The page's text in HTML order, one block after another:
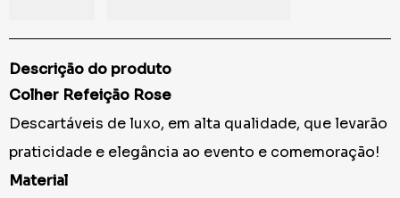
Descrição do produto
Colher Refeição Rose
Descartáveis de luxo, em alta qualidade, que levarão
praticidade e elegância ao evento e comemoração!
Material